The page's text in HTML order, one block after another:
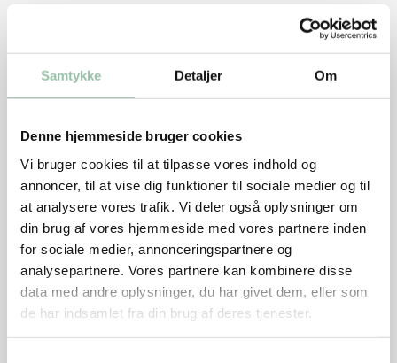
Samtykke Detaljer Om
Denne hjemmeside bruger cookies
Vi bruger cookies til at tilpasse vores indhold og
annoncer, til at vise dig funktioner til sociale medier og til
at analysere vores trafik. Vi deler også oplysninger om
din brug af vores hjemmeside med vores partnere inden
for sociale medier, annonceringspartnere og
analysepartnere. Vores partnere kan kombinere disse
data med andre oplysninger, du har givet dem, eller som
de har indsamlet fra din brug af deres tjenester.
Læg kødet i et ovnfast fad og krydr med
Sæt kødet i en kold ovn.
minutter til centrumtemperaturen er 65 grader.
Tag kødet ud af ovnen.
Skær kødet i skiver.
Bagte tomater
Halver tomaterne og stil dem i et ovnfast fad med
snitfladen opad.
Krydr med fint